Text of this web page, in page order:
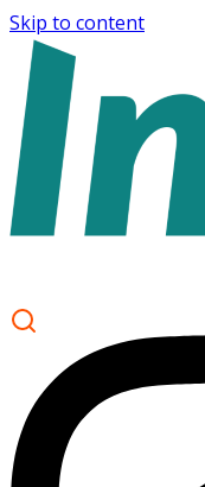
Skip to content